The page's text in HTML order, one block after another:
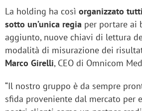
La holding ha così organizzato
sotto un’unica regia per portare ai
aggiunto, nuove chiavi di lettura
modalità di misurazione dei
Marco Girelli, CEO di Omnicom
“Il nostro gruppo è da sempre
sfida proveniente dal mercato per